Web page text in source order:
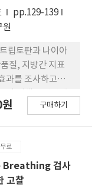
observed
Healthy
the risk of
was shown
the intakes of
vegetables
vegetables,
it is
fruits,
protein for the
pp.129-139
원
립토판과 나이아
질, 지방간 지표
과를 조사하고자
무작위 임의 배치
초과하도록 배합되
험 설계법으로 두
과 두 가지 수준의
구매하기
료
Breathing 검사
고찰